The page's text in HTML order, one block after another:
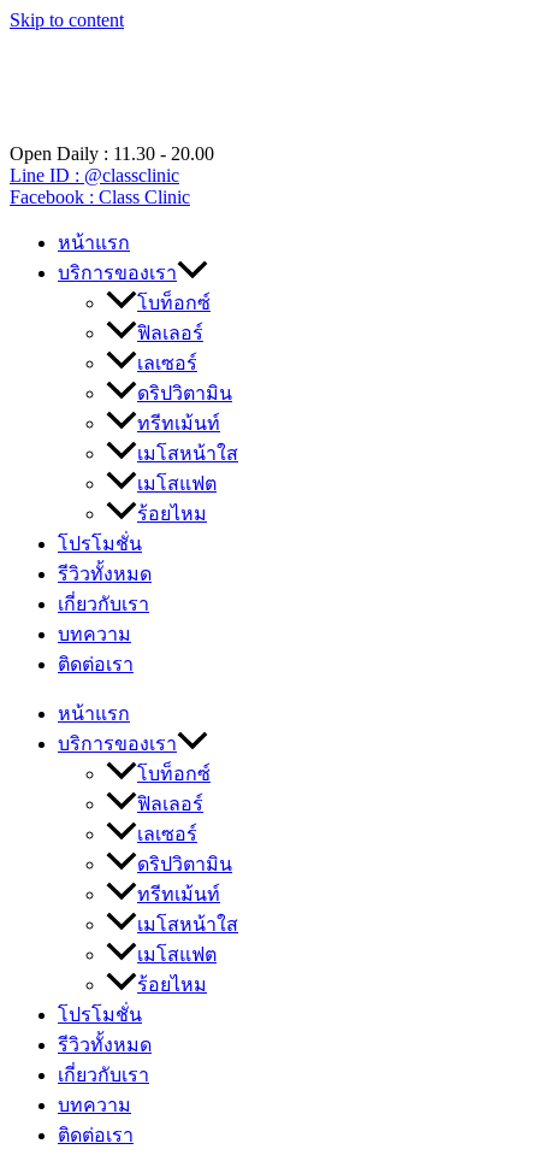
Skip to content
Open Daily : 11.30 - 20.00
Line ID : @classclinic​
Facebook : Class Clinic
หน้าแรก
บริการของเรา
โบท็อกซ์
ฟิลเลอร์
เลเซอร์
ดริปวิตามิน
ทรีทเม้นท์
เมโสหน้าใส
เมโสแฟต
ร้อยไหม
โปรโมชั่น
รีวิวทั้งหมด
เกี่ยวกับเรา
บทความ
ติดต่อเรา
หน้าแรก
บริการของเรา
โบท็อกซ์
ฟิลเลอร์
เลเซอร์
ดริปวิตามิน
ทรีทเม้นท์
เมโสหน้าใส
เมโสแฟต
ร้อยไหม
โปรโมชั่น
รีวิวทั้งหมด
เกี่ยวกับเรา
บทความ
ติดต่อเรา